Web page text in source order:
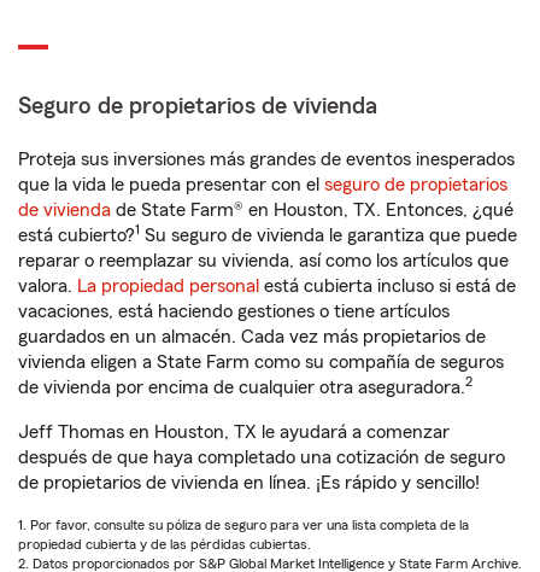
Seguro de propietarios de vivienda
Proteja sus inversiones más grandes de eventos inesperados
que la vida le pueda presentar con el seguro de propietarios
de vivienda de State Farm® en Houston, TX. Entonces, ¿qué
está cubierto?1 Su seguro de vivienda le garantiza que puede
reparar o reemplazar su vivienda, así como los artículos que
valora. La propiedad personal está cubierta incluso si está de
vacaciones, está haciendo gestiones o tiene artículos
guardados en un almacén. Cada vez más propietarios de
vivienda eligen a State Farm como su compañía de seguros
de vivienda por encima de cualquier otra aseguradora.2
Jeff Thomas en Houston, TX le ayudará a comenzar
después de que haya completado una cotización de seguro
de propietarios de vivienda en línea. ¡Es rápido y sencillo!
1. Por favor, consulte su póliza de seguro para ver una lista completa de la
propiedad cubierta y de las pérdidas cubiertas.
2. Datos proporcionados por S&P Global Market Intelligence y State Farm Archive.